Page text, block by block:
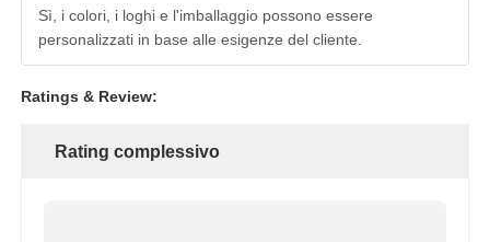
Sì, i colori, i loghi e l'imballaggio possono essere
personalizzati in base alle esigenze del cliente.
Ratings & Review:
Rating complessivo